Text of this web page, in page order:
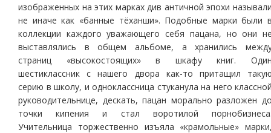
изображенных на этих марках див античной эпохи
не иначе как «банные тёханши». Подобные марки были
коллекции каждого уважающего себя пацана, но они
выставлялись в общем альбоме, а хранились
страниц «высокостоящих» в шкафу книг.
шестиклассник с нашего двора как-то притащил
серию в школу, и одноклассница стуканула на него
руководительнице, дескать, пацан морально разложен
точки кипения и стал воротилой
Учительница торжественно изъяла «крамольные»